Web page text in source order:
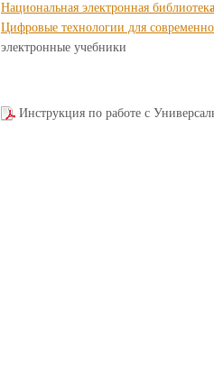
Национальная электронная библиотек
Цифровые технологии для
электронные учебники
Инструкция по работе с